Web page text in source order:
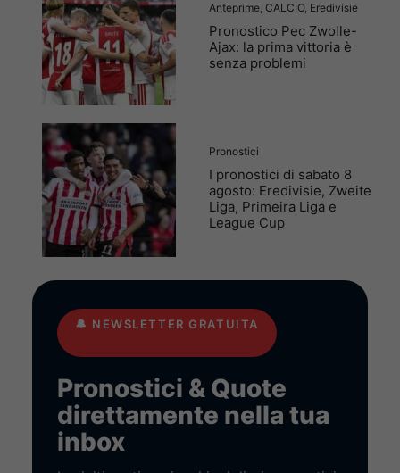
Anteprime, CALCIO, Eredivisie
Pronostico Pec Zwolle-
Ajax: la prima vittoria è
senza problemi
Pronostici
I pronostici di sabato 8
agosto: Eredivisie, Zweite
Liga, Primeira Liga e
League Cup
🔔 NEWSLETTER GRATUITA
Pronostici & Quote
direttamente nella tua
inbox